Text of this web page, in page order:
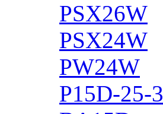
PSX26W
PSX24W
PW24W
P15D-25-3